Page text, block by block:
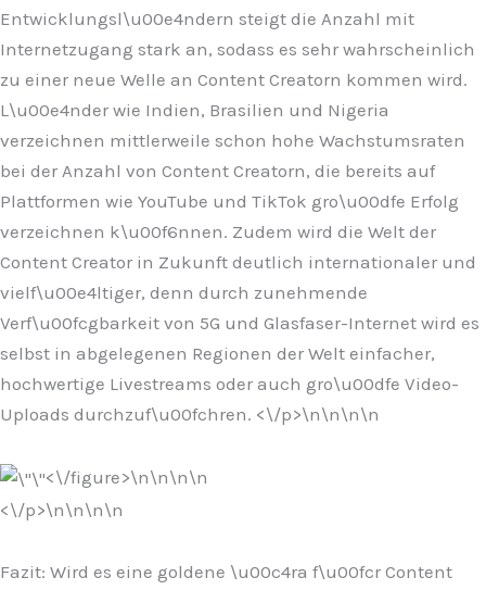
Entwicklungsl\u00e4ndern steigt die Anzahl mit
Internetzugang stark an, sodass es sehr wahrscheinlich
zu einer neue Welle an Content Creatorn kommen wird.
L\u00e4nder wie Indien, Brasilien und Nigeria
verzeichnen mittlerweile schon hohe Wachstumsraten
bei der Anzahl von Content Creatorn, die bereits auf
Plattformen wie YouTube und TikTok gro\u00dfe Erfolg
verzeichnen k\u00f6nnen. Zudem wird die Welt der
Content Creator in Zukunft deutlich internationaler und
vielf\u00e4ltiger, denn durch zunehmende
Verf\u00fcgbarkeit von 5G und Glasfaser-Internet wird es
selbst in abgelegenen Regionen der Welt einfacher,
hochwertige Livestreams oder auch gro\u00dfe Video-
Uploads durchzuf\u00fchren. <\/p>\n\n\n\n
<\/figure>\n\n\n\n
<\/p>\n\n\n\n
Fazit: Wird es eine goldene \u00c4ra f\u00fcr Content